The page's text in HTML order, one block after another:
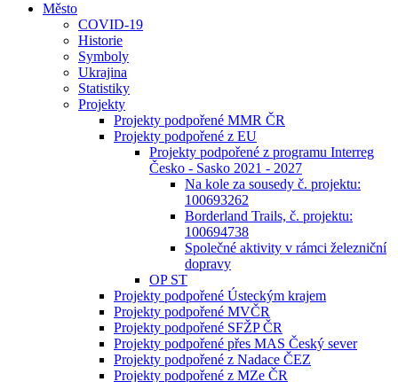
Město
COVID-19
Historie
Symboly
Ukrajina
Statistiky
Projekty
Projekty podpořené MMR ČR
Projekty podpořené z EU
Projekty podpořené z programu Interreg
Česko - Sasko 2021 - 2027
Na kole za sousedy č. projektu:
100693262
Borderland Trails, č. projektu:
100694738
Společné aktivity v rámci železniční
dopravy
OP ST
Projekty podpořené Ústeckým krajem
Projekty podpořené MVČR
Projekty podpořené SFŽP ČR
Projekty podpořené přes MAS Český sever
Projekty podpořené z Nadace ČEZ
Projekty podpořené z MZe ČR